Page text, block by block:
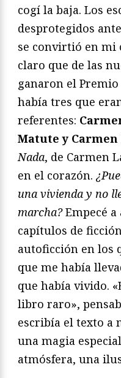
cogí la baja. Los
desprotegidos
se convirtió en mi
claro que de las
ganaron el
había tres que
referentes:
Matute y
Nada, de Carmen
en el corazón.
una vivienda y no
marcha?Empecé
capítulos de
autoficción en los
que me había
que había vivido.
libro raro»,
escribía el texto a
una magia
atmósfera, una